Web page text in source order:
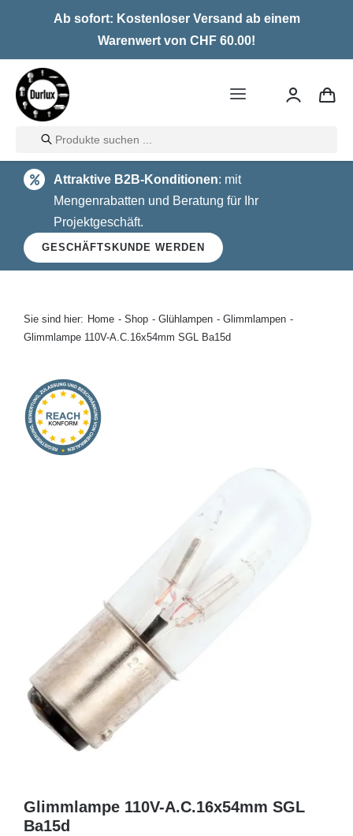
Ab sofort: Kostenloser Versand ab einem
Warenwert von CHF 60.00!
Toggle
Home
LED
Halogen
Glühlampen
Kontakt
Products
search
Attraktive B2B-Konditionen: mit
Mengenrabatten und Beratung für Ihr
Projektgeschäft.
GESCHÄFTSKUNDE WERDEN
Sie sind hier: Home Shop Glühlampen
Glimmlampen
Glimmlampe 110V-A.C.16x54mm SGL Ba15d
Glimmlampe 110V-A.C.16x54mm SGL
Ba15d